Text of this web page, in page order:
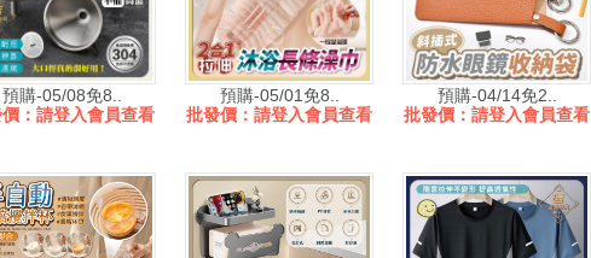
預購-05/08免8..
：請登入會員查看
預購-05/01免8..
批發價：請登入會員查看
預購-04/14免2..
批發價：請登入會員查看